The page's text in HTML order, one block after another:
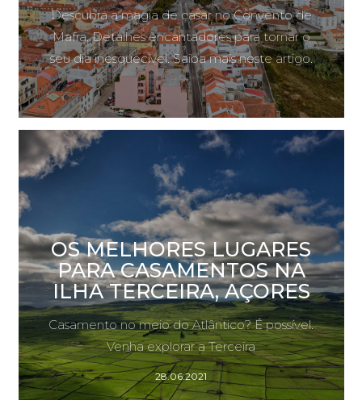
Descubra a magia de casar no Convento de
Mafra. Detalhes encantadores para tornar o
seu dia inesquecível. Saiba mais neste artigo.
OS MELHORES LUGARES
PARA CASAMENTOS NA
ILHA TERCEIRA, AÇORES
Casamento no meio do Atlântico? É possível.
Venha explorar a Terceira
28.06.2021